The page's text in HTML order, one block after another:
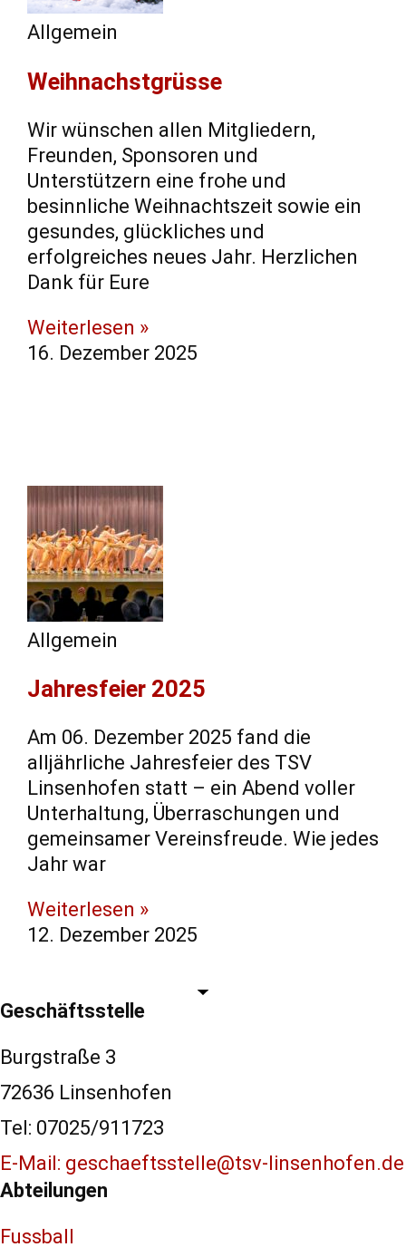
Allgemein
Weihnachstgrüsse
Wir wünschen allen Mitgliedern,
Freunden, Sponsoren und
Unterstützern eine frohe und
besinnliche Weihnachtszeit sowie ein
gesundes, glückliches und
erfolgreiches neues Jahr. Herzlichen
Dank für Eure
Weiterlesen »
16. Dezember 2025
Allgemein
Jahresfeier 2025
Am 06. Dezember 2025 fand die
alljährliche Jahresfeier des TSV
Linsenhofen statt – ein Abend voller
Unterhaltung, Überraschungen und
gemeinsamer Vereinsfreude. Wie jedes
Jahr war
Weiterlesen »
12. Dezember 2025
Geschäftsstelle
Burgstraße 3
72636 Linsenhofen
Tel: 07025/911723
E-Mail: geschaeftsstelle@tsv-linsenhofen.de
Abteilungen
Fussball